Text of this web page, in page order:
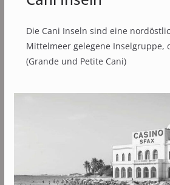
Die Cani Inseln sind eine
Mittelmeer gelegene Inselgruppe,
(Grande und Petite Cani)